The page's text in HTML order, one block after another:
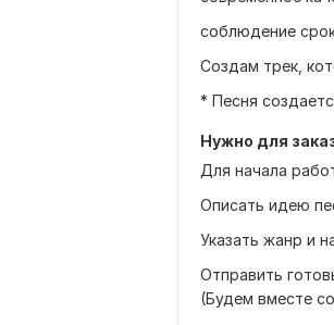
соблюдение
Создам трек,
* Песня
Нужно для
Для начала
Описать идею
Указать жанр и
Отправить
(Будем вместе